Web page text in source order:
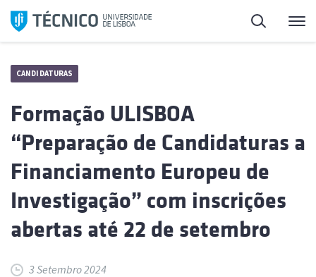
Saltar
para
Pesquisa
CANDIDATURAS
Formação ULISBOA
“Preparação de Candidaturas a
Financiamento Europeu de
Investigação” com inscrições
abertas até 22 de setembro
3 Setembro 2024